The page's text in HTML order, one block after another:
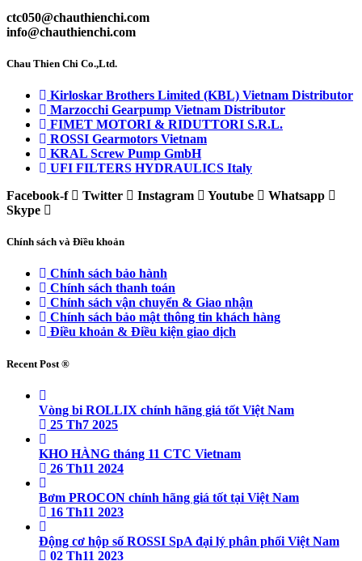
ctc050@chauthienchi.com
info@chauthienchi.com
Chau Thien Chi Co.,Ltd.
Kirloskar Brothers Limited (KBL) Vietnam Distributor
Marzocchi Gearpump Vietnam Distributor
FIMET MOTORI & RIDUTTORI S.R.L.
ROSSI Gearmotors Vietnam
KRAL Screw Pump GmbH
UFI FILTERS HYDRAULICS Italy
Facebook-f
Twitter Instagram Youtube
Whatsapp
Skype
Chính sách và Điều khoản
Chính sách bảo hành
Chính sách thanh toán
Chính sách vận chuyển & Giao nhận
Chính sách bảo mật thông tin khách hàng
Điều khoản & Điều kiện giao dịch
Recent Post ®
Vòng bi ROLLIX chính hãng giá tốt Việt Nam
25 Th7 2025
KHO HÀNG tháng 11 CTC Vietnam
26 Th11 2024
Bơm PROCON chính hãng giá tốt tại Việt Nam
16 Th11 2023
Động cơ hộp số ROSSI SpA đại lý phân phối Việt Nam
02 Th11 2023